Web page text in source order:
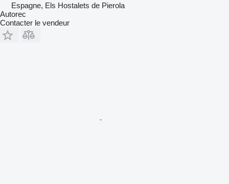
Espagne, Els Hostalets de Pierola
Autorec
Contacter le vendeur